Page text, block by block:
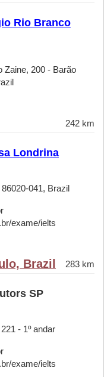
Rio Branco
Zaine, 200 - Barão
242 km
Londrina
041, Brazil
exame/ielts
Brazil 283 km
SP
- 1º andar
exame/ielts